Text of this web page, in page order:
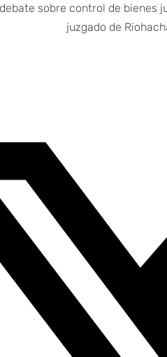
sobre control de bienes
juzgado de